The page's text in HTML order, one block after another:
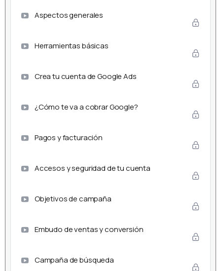
Aspectos generales
Herramientas básicas
Crea tu cuenta de Google Ads
¿Cómo te va a cobrar Google?
Pagos y facturación
Accesos y seguridad de tu cuenta
Objetivos de campaña
Embudo de ventas y conversión
Campaña de búsqueda